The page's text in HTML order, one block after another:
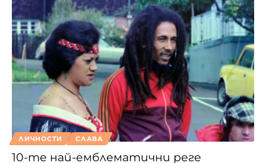
ЛИЧНОСТИ СЛАВА
10-те най-емблематични реге